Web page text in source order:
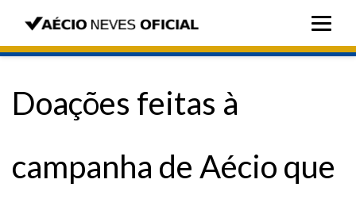
Doações feitas à
campanha de Aécio que